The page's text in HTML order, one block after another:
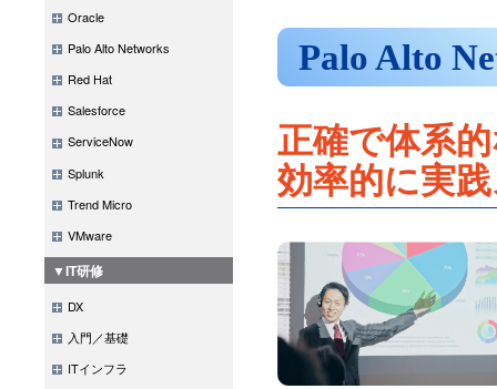
Oracle
Palo Alto Networks
Red Hat
Salesforce
ServiceNow
Splunk
Trend Micro
VMware
▼IT研修
DX
入門／基礎
ITインフラ
Palo Alto
正確で体系
効率的に実